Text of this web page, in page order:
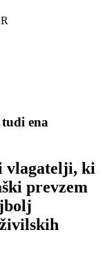
ena
vlagatelji, ki
prevzem